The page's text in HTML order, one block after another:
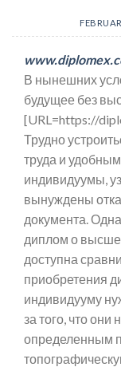
В нынешних
будущее без
[URL=https://
Трудно
труда и
индивидуумы,
вынуждены
документа.
диплом о
доступна
приобретения
индивидууму
за того, что они
определенным